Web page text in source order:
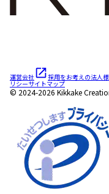
運営会社 採用をお考えの法人様
リシーサイトマップ
© 2024-2026 Kikkake